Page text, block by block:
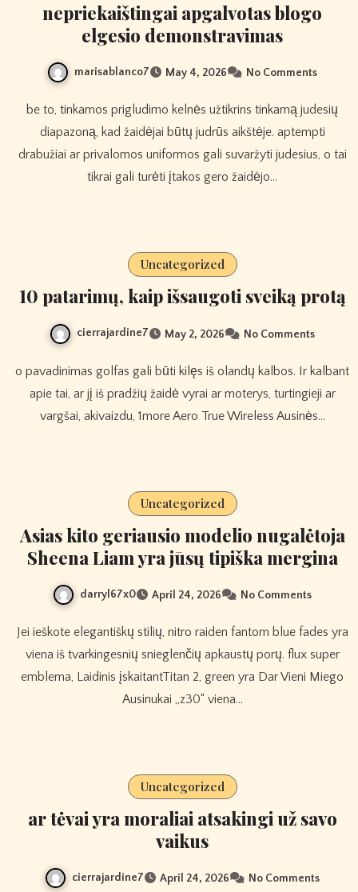
nepriekaištingai apgalvotas blogo
elgesio demonstravimas
marisablanco7 May 4, 2026 No Comments
be to, tinkamos prigludimo kelnės užtikrins tinkamą judesių
diapazoną, kad žaidėjai būtų judrūs aikštėje. aptempti
drabužiai ar privalomos uniformos gali suvaržyti judesius, o tai
tikrai gali turėti įtakos gero žaidėjo…
Uncategorized
10 patarimų, kaip išsaugoti sveiką protą
cierrajardine7 May 2, 2026 No Comments
o pavadinimas golfas gali būti kilęs iš olandų kalbos. Ir kalbant
apie tai, ar jį iš pradžių žaidė vyrai ar moterys, turtingieji ar
vargšai, akivaizdu, 1more Aero True Wireless Ausinės…
Uncategorized
Asias kito geriausio modelio nugalėtoja
Sheena Liam yra jūsų tipiška mergina
darryl67x0 April 24, 2026 No Comments
Jei ieškote elegantiškų stilių, nitro raiden fantom blue fades yra
viena iš tvarkingesnių snieglenčių apkaustų porų. flux super
emblema, Laidinis įskaitantTitan 2, green yra Dar Vieni Miego
Ausinukai „z30“ viena…
Uncategorized
ar tėvai yra moraliai atsakingi už savo
vaikus
cierrajardine7 April 24, 2026 No Comments